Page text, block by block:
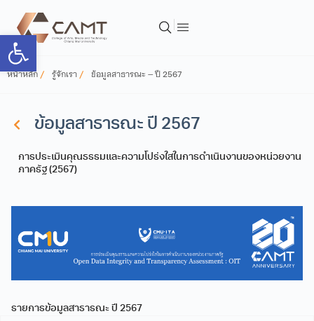
Open toolbar
หน้าหลัก รู้จักเรา ข้อมูลสาธารณะ – ปี 2567
ข้อมูลสาธารณะ ปี 2567
การประเมินคุณธรรมและความโปร่งใสในการดำเนินงานของหน่วยงาน
ภาครัฐ (2567)
รายการข้อมูลสาธารณะ ปี 2567